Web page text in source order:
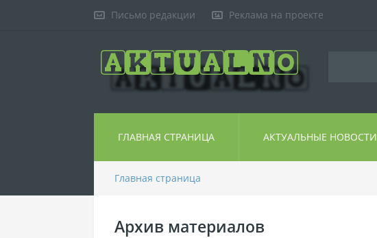
Письмо редакции Реклама на проекте
ГЛАВНАЯ СТРАНИЦА АКТУАЛЬНЫЕ НОВОСТИ
Главная страница
Архив материалов